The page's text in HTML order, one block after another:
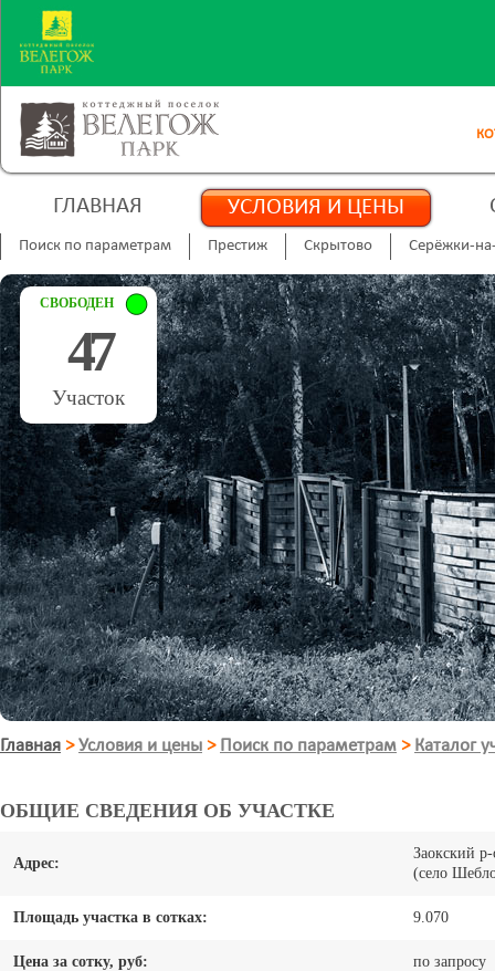
ГЛАВНАЯ УСЛОВИЯ И ЦЕНЫ
Поиск по параметрам Престиж Скрытово Серёжки-
Главная >Условия и цены > Поиск по параметрам > Каталог
СВОБОДЕН
47
Участок
ОБЩИЕ СВЕДЕНИЯ ОБ УЧАСТКЕ
Адрес:
Заокский
(село
Площадь участка в сотках: 9.070
Цена за сотку, руб: по запросу